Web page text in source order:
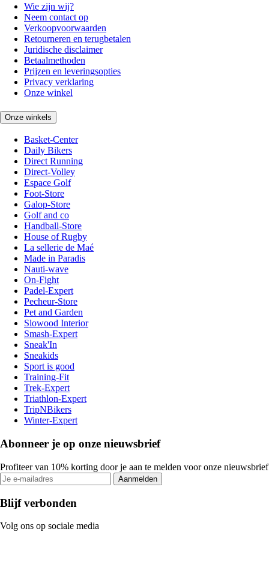
Wie zijn wij?
Neem contact op
Verkoopvoorwaarden
Retourneren en terugbetalen
Juridische disclaimer
Betaalmethoden
Prijzen en leveringsopties
Privacy verklaring
Onze winkel
Onze winkels
Basket-Center
Daily Bikers
Direct Running
Direct-Volley
Espace Golf
Foot-Store
Galop-Store
Golf and co
Handball-Store
House of Rugby
La sellerie de Maé
Made in Paradis
Nauti-wave
On-Fight
Padel-Expert
Pecheur-Store
Pet and Garden
Slowood Interior
Smash-Expert
Sneak'In
Sneakids
Sport is good
Training-Fit
Trek-Expert
Triathlon-Expert
TripNBikers
Winter-Expert
Abonneer je op onze nieuwsbrief
Profiteer van 10% korting door je aan te melden voor onze nieuwsbrief
Aanmelden
Blijf verbonden
Volg ons op sociale media